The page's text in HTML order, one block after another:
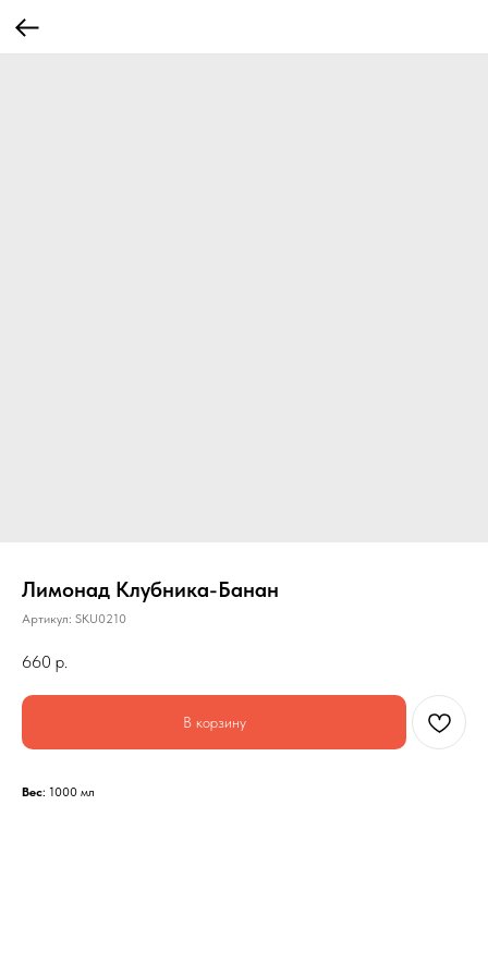
Лимонад Клубника-Банан
Артикул: SKU0210
660 р.
В корзину
Вес: 1000 мл